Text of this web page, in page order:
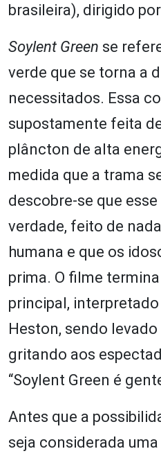
brasileira), dirigido
Soylent Green se
verde que se torna a
necessitados. Essa
supostamente feita
plâncton de alta
medida que a trama
descobre-se que
verdade, feito de
humana e que os
prima. O filme
principal,
Heston, sendo
gritando aos
“Soylent Green é
Antes que a
seja considerada